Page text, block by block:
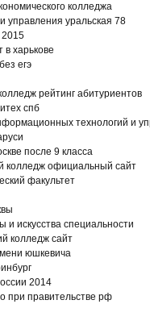
колледжа
управления уральская 78
2015
в харькове
егэ
рейтинг абитуриентов
спб
технологий и
после 9 класса
колледж официальный сайт
факультет
и искусства специальности
колледж сайт
юшкевича
2014
при правительстве рф